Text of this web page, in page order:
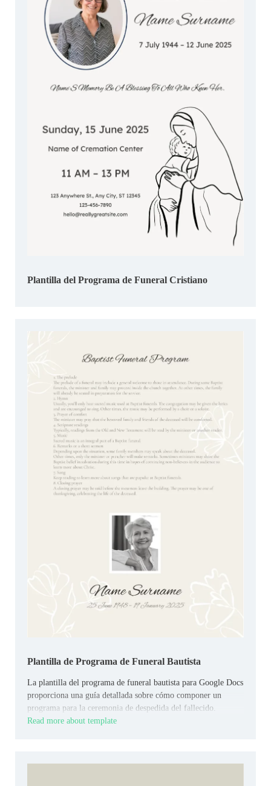
Plantilla del Programa de Funeral Cristiano
Plantilla de Programa de Funeral Bautista
La plantilla del programa de funeral bautista para Google Docs
proporciona una guía detallada sobre cómo componer un
programa para la ceremonia de despedida del fallecido.
Read more about template